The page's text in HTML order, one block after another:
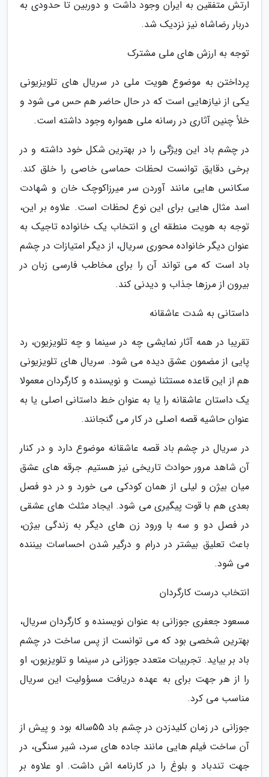
ارتش متفقین به ایران وجود داشت و دوربین تا حدودی به
دربار رضاشاه نیز نزدیک شد.
توجه به ارزش های ملی مشترک
پرداختن به موضوع هویت ملی در سریال های تلویزیونی
یکی از نیازهایی است که در حال حاضر هم حس می شود و
خلأ چنین آثاری در رسانه ملی همواره وجود داشته است.
در چشم باد این ویژگی را در بهترین شکل خود داشته و در
برخی دقایق توانست لحظات حماسی خاصی را خلق کند.
سکانس هایی مانند آوردن سر میرزاکوچک خان و شهادت
اسد مثال هایی برای این نوع لحظات است. علاوه بر این،
توجه به هویت منطقه ای و انتخاب یک خانواده تاجیک به
عنوان دیگر خانواده محوری سریال، از دیگر امتیازات در چشم
باد است که می تواند آن را برای مخاطب فارسی زبان در
بیرون از مرزها جذاب و دیدنی کند.
داستانی به شدت عاشقانه
تقریبا در همه آثار نمایشی چه در سینما و چه تلویزیون، رد
پایی از مضمون عشق دیده می شود. سریال های تلویزیونی
هم از این قاعده مستثنا نیست و نویسنده و کارگردان معمولا
یک داستان عاشقانه را یا به عنوان خط داستانی اصلی یا به
عنوان حاشیه قصه اصلی در کار می گنجانند.
در سریال در چشم باد قصه عاشقانه موضوع دارد و در کنار
آن شاهد مرور حوادث تاریخی نیز هستیم. جرقه های عشق
میان بیژن و لیلی از همان کودکی می خورد و در دو فصل
بعدی هم با قوت پیگیری می شود. ایجاد مثلث های عشقی
در فصل دو و سه با ورود زن های دیگر به زندگی بیژن،
باعث تعلیق بیشتر در درام و درگیر شدن احساسات بیننده
می شود.
انتخاب درست کارگردان
مسعود جعفری جوزانی به عنوان نویسنده و کارگردان سریال،
بهترین شخصی بود که می توانست از پس ساخت در چشم
باد بر بیاید. تجربیات متعدد جوزانی در سینما و تلویزیون، او
را از هر جهت برای به عهده دریافت مسؤولیت این سریال
مناسب می کرد.
جوزانی در زمان کلیدزدن در چشم باد 55ساله بود و پیش از
آن ساخت فیلم هایی مانند جاده های سرد، شیر سنگی، در
جهت تندباد و بلوغ را در کارنامه اش داشت. او علاوه بر